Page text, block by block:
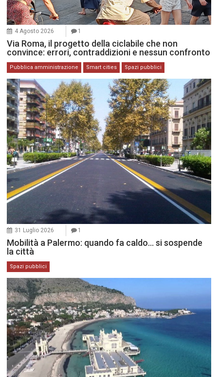
4 Agosto 2026 1
Via Roma, il progetto della ciclabile che non
convince: errori, contraddizioni e nessun confronto
Pubblica amministrazione Smart cities Spazi pubblici
31 Luglio 2026 1
Mobilità a Palermo: quando fa caldo… si sospende
la città
Spazi pubblici